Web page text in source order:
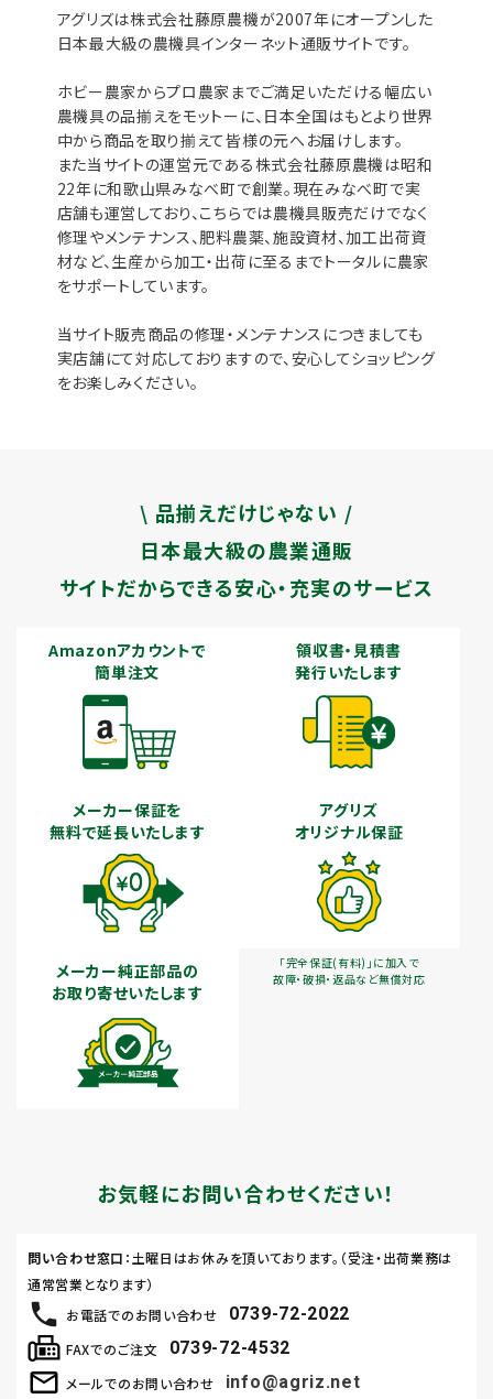
アグリズは株式会社藤原農機が2007年にオープンした
日本最大級の農機具インターネット通販サイトです。
ホビー農家からプロ農家までご満足いただける幅広い
農機具の品揃えをモットーに、日本全国はもとより世界
中から商品を取り揃えて皆様の元へお届けします。
また当サイトの運営元である株式会社藤原農機は昭和
22年に和歌山県みなべ町で創業。現在みなべ町で実
店舗も運営しており、こちらでは農機具販売だけでなく
修理やメンテナンス、肥料農薬、施設資材、加工出荷資
材など、生産から加工・出荷に至るまでトータルに農家
をサポートしています。
当サイト販売商品の修理・メンテナンスにつきましても
実店舗にて対応しておりますので、安心してショッピング
をお楽しみください。
\ 品揃えだけじゃない /
日本最大級の農業通販
サイトだからできる安心・充実のサービス
Amazonアカウントで
簡単注文
領収書・見積書
発行いたします
メーカー保証を
無料で延長いたします
アグリズ
オリジナル保証
「完全保証(有料)」に加入で
故障・破損・返品など無償対応
メーカー純正部品の
お取り寄せいたします
お気軽にお問い合わせください！
お電話でのお問い合わせ 0739-72-2022
メールでのお問い合わせ
info@agriz.net
FAXでのご注文 0739-72-4532
問い合わせ窓口 ：土曜日はお休みを頂いております。（受注・出荷業務は
通常営業となります）